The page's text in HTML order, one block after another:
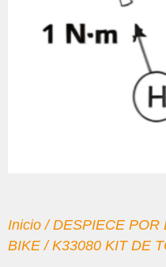
Inicio /DESPIECE POR
BIKE / K33080 KIT DE